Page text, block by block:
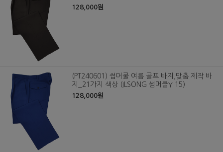
128,000원
(PT240601) 썸머쿨 여름 골프 바지,맞춤 제작 바
지_21가지 색상 (ILSONG 썸머쿨Y 15)
128,000원